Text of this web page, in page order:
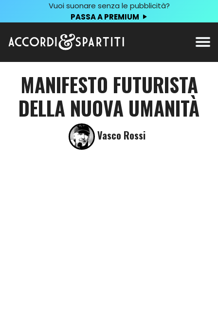
Vuoi suonare senza le pubblicità?
PASSA A PREMIUM
MANIFESTO FUTURISTA
DELLA NUOVA UMANITÀ
Vasco Rossi